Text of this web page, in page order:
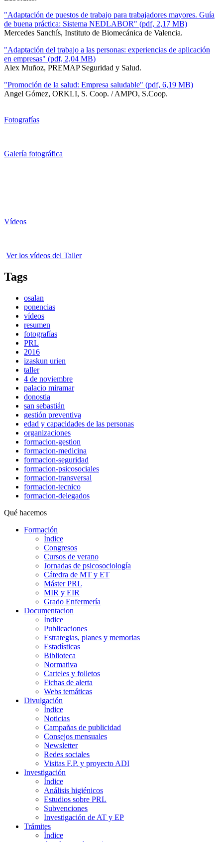
"Adaptación de puestos de trabajo para trabajadores mayores. Guía
de buena práctica: Sistema NEDLABOR" (pdf, 2,17 MB)
Mercedes Sanchís, Instituto de Biomecánica de Valencia.
"Adaptación del trabajo a las personas: experiencias de aplicación
en empresas" (pdf, 2,04 MB)
Alex Muñoz, PREMAP Seguridad y Salud.
"Promoción de la salud: Empresa saludable" (pdf, 6,19 MB)
Angel Gómez, ORKLI, S. Coop. / AMPO, S.Coop.
Fotografías
Galería fotográfica
Vídeos
Ver los vídeos del Taller
Tags
osalan
ponencias
vídeos
resumen
fotografías
PRL
2016
izaskun urien
taller
4 de noviembre
palacio miramar
donostia
san sebastián
gestión preventiva
edad y capacidades de las personas
organizaciones
formacion-gestion
formacion-medicina
formacion-seguridad
formacion-psicosociales
formacion-transversal
formacion-tecnico
formacion-delegados
Qué hacemos
Formación
Índice
Congresos
Cursos de verano
Jornadas de psicosociología
Cátedra de MT y ET
Máster PRL
MIR y EIR
Grado Enfermería
Documentacion
Índice
Publicaciones
Estrategias, planes y memorias
Estadísticas
Biblioteca
Normativa
Carteles y folletos
Fichas de alerta
Webs temáticas
Divulgación
Índice
Noticias
Campañas de publicidad
Consejos mensuales
Newsletter
Redes sociales
Visitas F.P. y proyecto ADI
Investigación
Índice
Análisis higiénicos
Estudios sobre PRL
Subvenciones
Investigación de AT y EP
Trámites
Índice